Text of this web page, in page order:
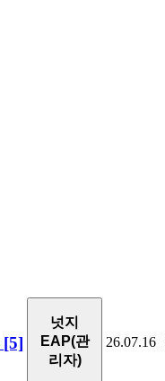
[5]
넛지
EAP(관
리자)
26.07.16